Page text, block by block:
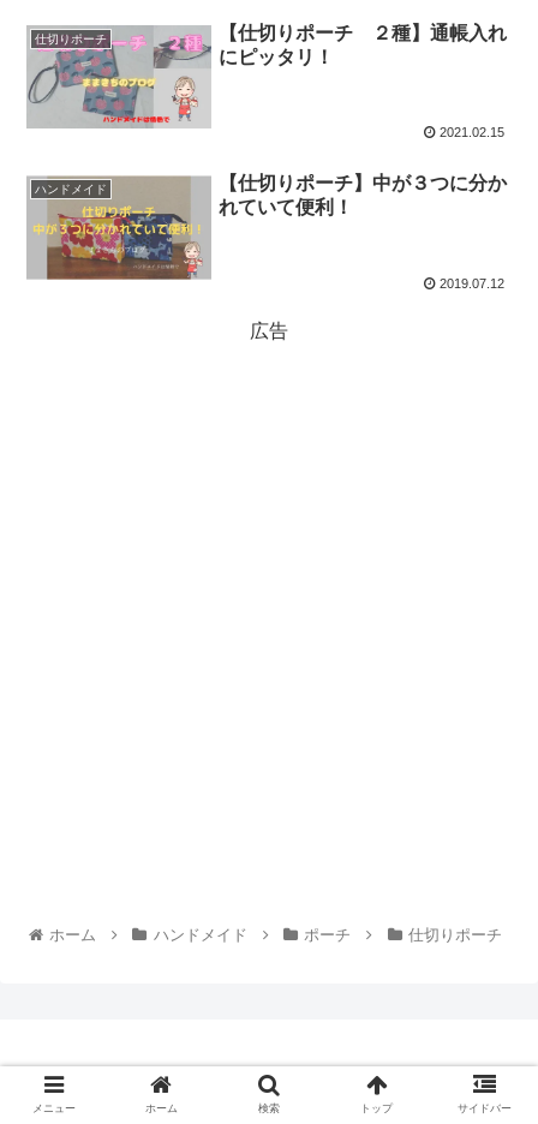
仕切りポーチ
【仕切りポーチ ２種】通帳入れ
にピッタリ！
2021.02.15
ハンドメイド
【仕切りポーチ】中が３つに分か
れていて便利！
2019.07.12
広告
ホーム ハンドメイド ポーチ 仕切りポーチ
© 2019 .
メニュー ホーム 検索 トップ サイドバー